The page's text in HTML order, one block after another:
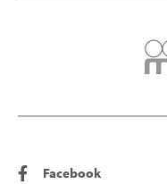
Facebook